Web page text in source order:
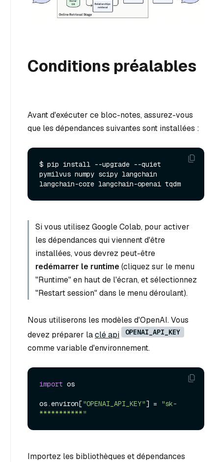
Conditions préalables
Avant d'exécuter ce bloc-notes, assurez-vous
que les dépendances suivantes sont installées :
$ pip install --upgrade --quiet
pymilvus numpy scipy langchain
Si vous utilisez Google Colab, pour activer
les dépendances qui viennent d'être
installées, vous devrez peut-être
redémarrer le runtime(cliquez sur le menu
"Runtime" en haut de l'écran, et sélectionnez
"Restart session" dans le menu déroulant).
Nous utiliserons les modèles d'OpenAI. Vous
devez préparer laclé api OPENAI_API_KEY
comme variable d'environnement.
import os
os.environ["OPENAI_API_KEY"] =
"sk-
***********"
Importez les bibliothèques et dépendances